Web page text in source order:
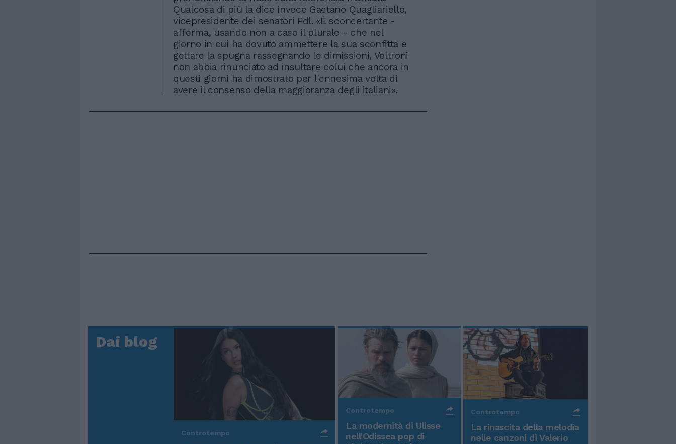
Qualcosa di più la dice invece Gaetano Quagliariello,
vicepresidente dei senatori Pdl. «È sconcertante -
afferma, usando non a caso il plurale - che nel
giorno in cui ha dovuto ammettere la sua sconfitta e
gettare la spugna rassegnando le dimissioni, Veltroni
non abbia rinunciato ad insultare colui che ancora in
questi giorni ha dimostrato per l'ennesima volta di
avere il consenso della maggioranza degli italiani».
Dai blog
Controtempo
Controtempo
La modernità di Ulisse
nell'Odissea pop di
Controtempo
La rinascita della melodia
nelle canzoni di Valerio